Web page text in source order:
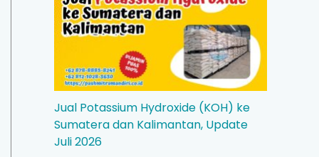
Jual Potassium Hydroxide (KOH) ke
Sumatera dan Kalimantan, Update
Juli 2026